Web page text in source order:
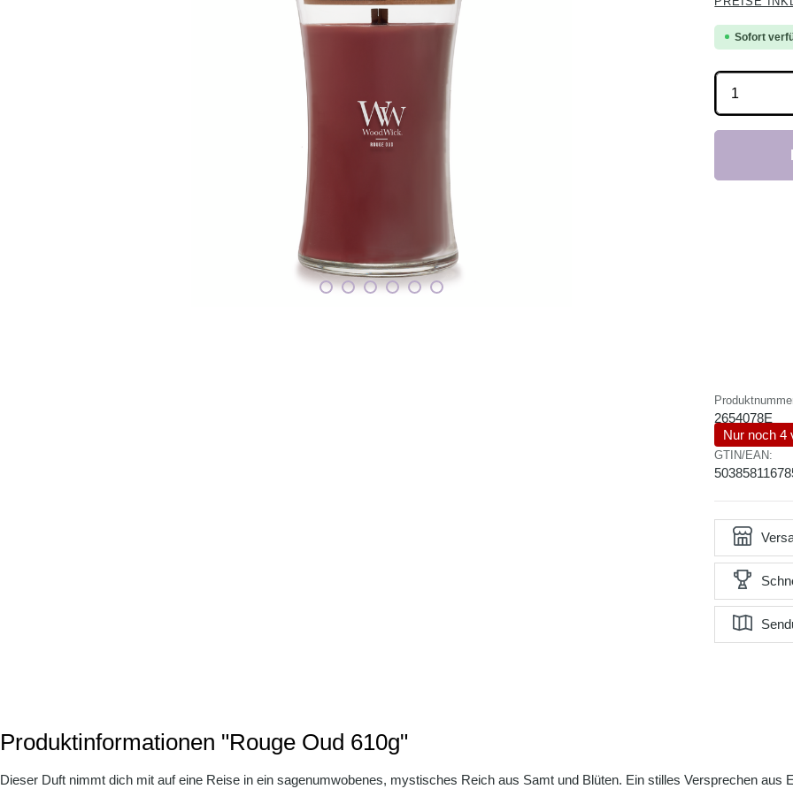
Sofort
Produkt
2654078E
Nur noch 4
GTIN/EAN:
Produktinformationen "Rouge Oud 610g"
Dieser Duft nimmt dich mit auf eine Reise in ein sagenumwobenes, mystisches Reich aus Samt und Blüten. Ein stilles Versprechen aus